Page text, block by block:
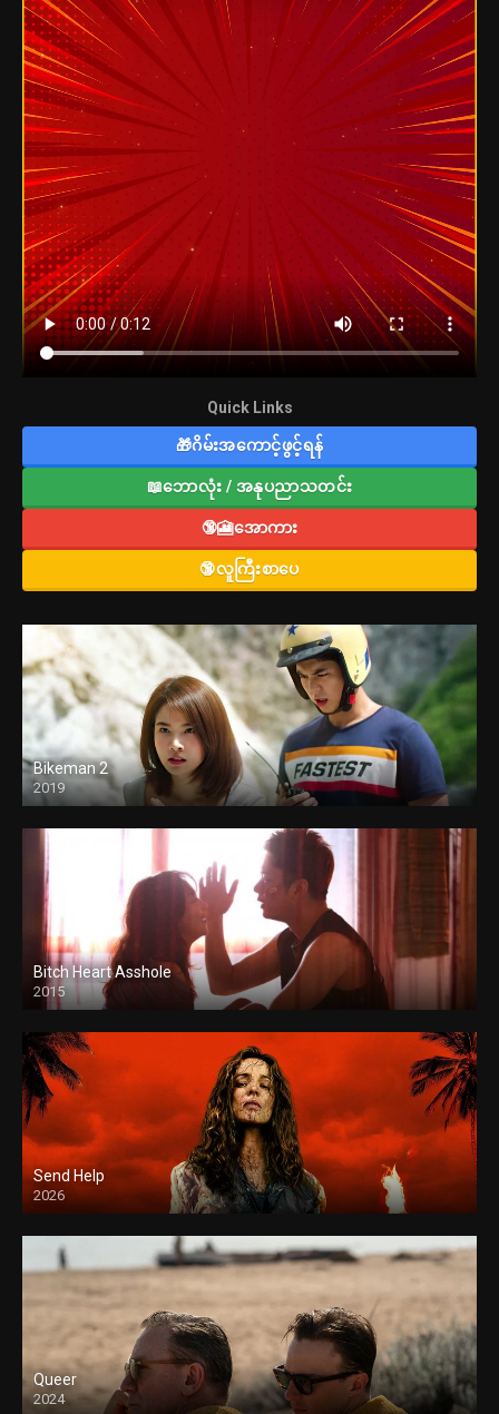
Quick Links
🎁ဂိမ်းအကောင့်ဖွင့်ရန်
📖ဘောလုံး / အနုပညာသတင်း
🔞🎦အောကား
🔞လူကြီးစာပေ
Bikeman 2
2019
Bitch Heart Asshole
2015
Send Help
2026
Queer
2024